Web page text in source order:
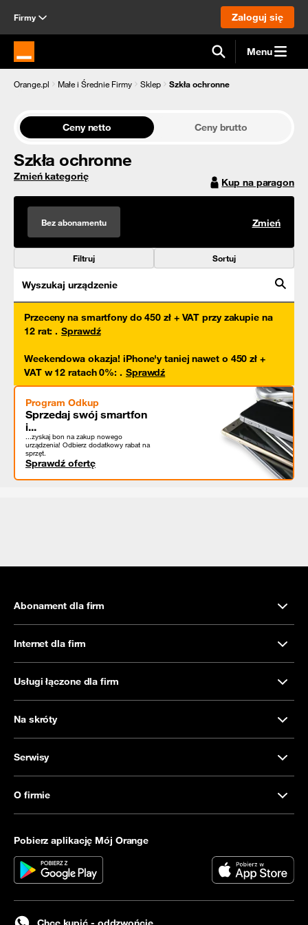
Firmy Zaloguj się
Strona główna Orange.pl Menu
Orange.pl Małe i Średnie Firmy Sklep Szkła ochronne
Ceny netto Ceny brutto
Szkła ochronne
Zmień kategorię Kup na paragon
Bez abonamentu Zmień
Filtruj Sortuj
Wyszukaj urządzenie
Przeceny na smartfony do 450 zł + VAT przy zakupie na
12 rat: . Sprawdź
Weekendowa okazja! iPhone'y taniej nawet o 450 zł +
VAT w 12 ratach 0%: . Sprawdź
Program Odkup
Sprzedaj swój smartfon
i...
...zyskaj bon na zakup nowego
urządzenia! Odbierz dodatkowy rabat na
sprzęt.
Sprawdź ofertę
Abonament dla firm
Internet dla firm
Usługi łączone dla firm
Na skróty
Serwisy
O firmie
Pobierz aplikację Mój Orange